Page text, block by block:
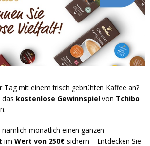
Tag mit einem frisch gebrühten Kaffee an?
das kostenlose Gewinnspiel von Tchibo
monatlich einen ganzen
im Wert von 250€ sichern – Entdecken Sie